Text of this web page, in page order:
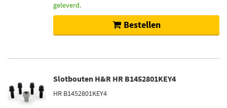
geleverd.
Bestellen
Slotbouten H&R HR B1452801KEY4
HR B1452801KEY4